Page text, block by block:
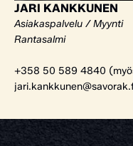
JARI KANKKUNEN
Asiakaspalvelu / Myynti
Rantasalmi
+358 50 589 4840